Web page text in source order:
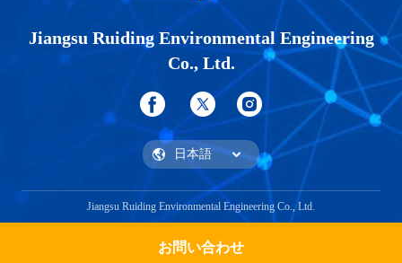
お問い合わせ
Jiangsu Ruiding Environmental Engineering
Co., Ltd.
Jiangsu Ruiding Environmental Engineering Co., Ltd.